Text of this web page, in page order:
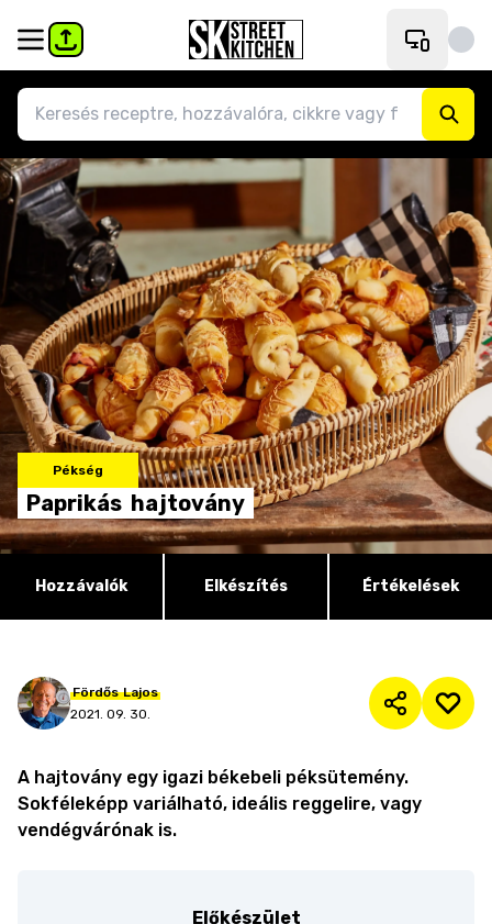
Pékség
Paprikás hajtovány
Hozzávalók Elkészítés Értékelések
Fördős Lajos
2021. 09. 30.
A hajtovány egy igazi békebeli péksütemény.
Sokféleképp variálható, ideális reggelire, vagy
vendégvárónak is.
Előkészület